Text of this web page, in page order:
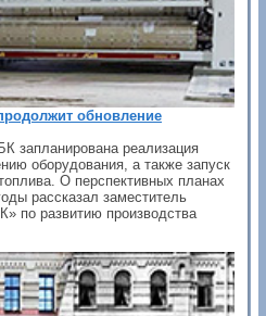
обновление
запланирована реализация
оборудования, а также запуск
О перспективных планах
рассказал заместитель
по развитию производства